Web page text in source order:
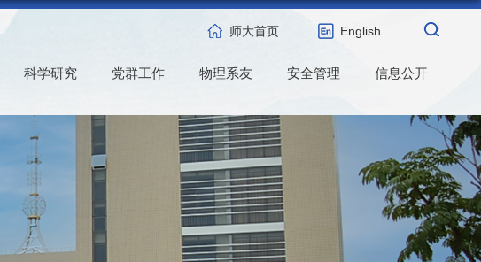
师大首页 English
科学研究 党群工作 物理系友 安全管理 信息公开